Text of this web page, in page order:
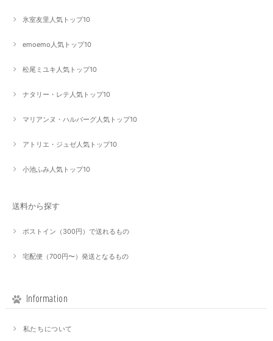
氷室友里人気トップ10
emoemo人気トップ10
松尾ミユキ人気トップ10
ナタリー・レテ人気トップ10
マリアンヌ・ハルバーグ人気トップ10
アトリエ・ジュゼ人気トップ10
小池ふみ人気トップ10
送料から探す
ポストイン（300円）で送れるもの
宅配便（700円〜）発送となるもの
Information
私たちについて